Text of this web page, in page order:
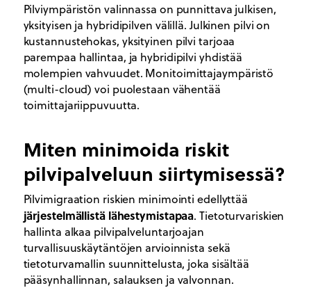
Pilviympäristön valinnassa on punnittava julkisen,
yksityisen ja hybridipilven välillä. Julkinen pilvi on
kustannustehokas, yksityinen pilvi tarjoaa
parempaa hallintaa, ja hybridipilvi yhdistää
molempien vahvuudet. Monitoimittajaympäristö
(multi-cloud) voi puolestaan vähentää
toimittajariippuvuutta.
Miten minimoida riskit
pilvipalveluun siirtymisessä?
Pilvimigraation riskien minimointi edellyttää
järjestelmällistä lähestymistapaa. Tietoturvariskien
hallinta alkaa pilvipalveluntarjoajan
turvallisuuskäytäntöjen arvioinnista sekä
tietoturvamallin suunnittelusta, joka sisältää
pääsynhallinnan, salauksen ja valvonnan.